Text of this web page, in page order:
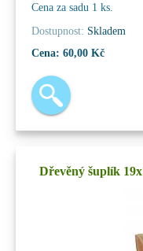
Cena za sadu 1 ks.
Dostupnost: Skladem
Cena: 60,00 Kč
Dřevěný šuplík